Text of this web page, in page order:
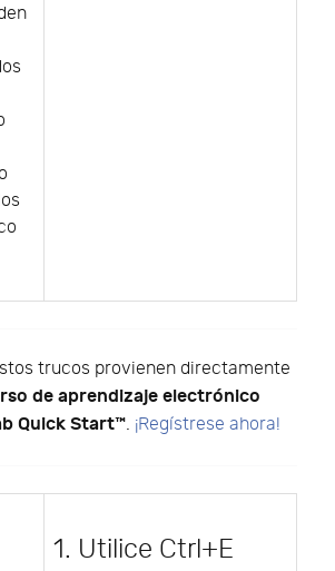
trucos provienen directamente
de aprendizaje electrónico
Quick Start™. ¡Regístrese ahora!
1. Utilice Ctrl+E